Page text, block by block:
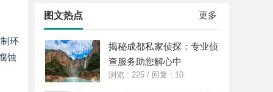
环
蚀
更多
图文热点
揭秘成都私家侦探：专业侦
查服务助您解心中
浏览 : 225 / 回复 : 10